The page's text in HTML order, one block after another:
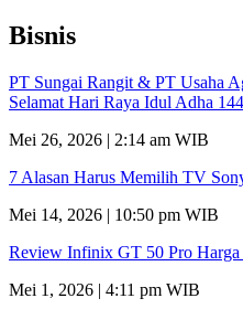
Bisnis
PT Sungai Rangit & PT Usaha
Selamat Hari Raya Idul Adha
Mei 26, 2026 | 2:14 am WIB
7 Alasan Harus Memilih TV
Mei 14, 2026 | 10:50 pm WIB
Review Infinix GT 50 Pro
Mei 1, 2026 | 4:11 pm WIB